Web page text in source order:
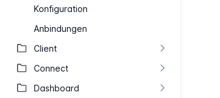
Konfiguration
Anbindungen
Client
Connect
Dashboard